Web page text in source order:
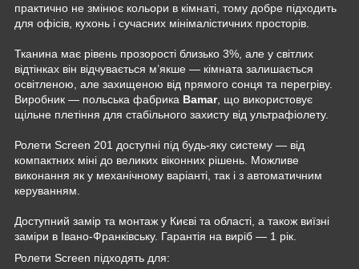
практично не змінює кольори в кімнаті, тому добре підходить
для офісів, кухонь і сучасних мінімалістичних просторів.
Тканина має рівень прозорості близько 3%, але у світлих
відтінках він відчувається м’якше — кімната залишається
освітленою, але захищеною від прямого сонця та перегріву.
Виробник — польська фабрика Bamar, що використовує
щільне плетіння для стабільного захисту від ультрафіолету.
Ролети Screen 201 доступні під будь-яку систему — від
компактних міні до великих віконних рішень. Можливе
виконання як у механічному варіанті, так і з автоматичним
керуванням.
Доступний замір та монтаж у Києві та області, а також виїзні
заміри в Івано-Франківську. Гарантія на виріб — 1 рік.
Ролети Screen підходять для: